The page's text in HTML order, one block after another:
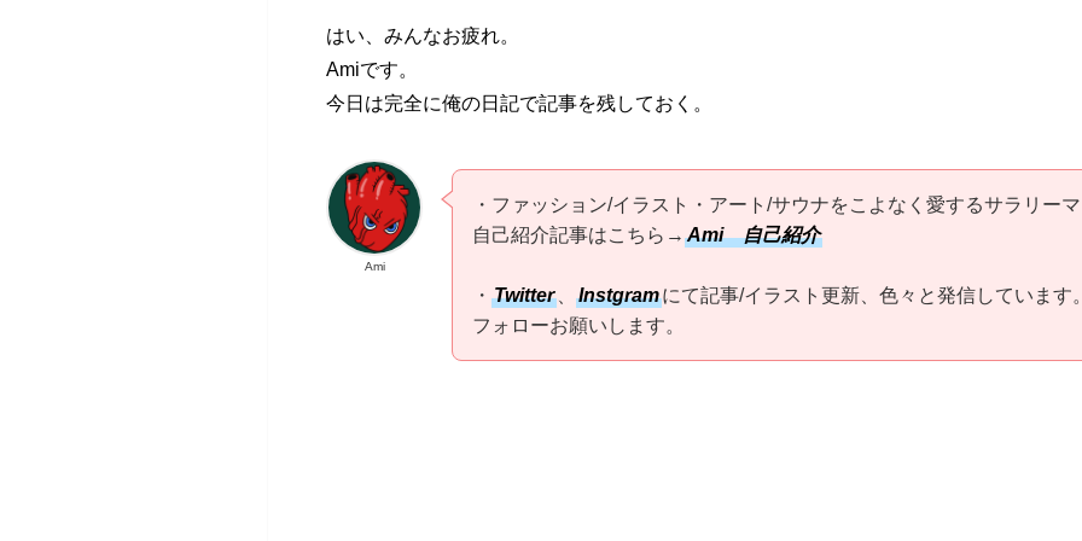
はい、みんなお疲れ。
Amiです。
今日は完全に俺の日記で記事を残しておく。
Ami
・ファッション/イラスト・アート/サウナをこよなく愛するサラリー
自己紹介記事はこちら→ Ami 自己紹介
・ Twitter Instgramにて記事/イラスト更新、色々と発信しています
フォローお願いします。